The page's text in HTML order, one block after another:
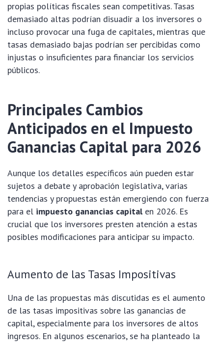
propias políticas fiscales sean competitivas. Tasas
demasiado altas podrían disuadir a los inversores o
incluso provocar una fuga de capitales, mientras que
tasas demasiado bajas podrían ser percibidas como
injustas o insuficientes para financiar los servicios
públicos.
Principales Cambios
Anticipados en el Impuesto
Ganancias Capital para 2026
Aunque los detalles específicos aún pueden estar
sujetos a debate y aprobación legislativa, varias
tendencias y propuestas están emergiendo con fuerza
para el impuesto ganancias capitalen 2026. Es
crucial que los inversores presten atención a estas
posibles modificaciones para anticipar su impacto.
Aumento de las Tasas Impositivas
Una de las propuestas más discutidas es el aumento
de las tasas impositivas sobre las ganancias de
capital, especialmente para los inversores de altos
ingresos. En algunos escenarios, se ha planteado la